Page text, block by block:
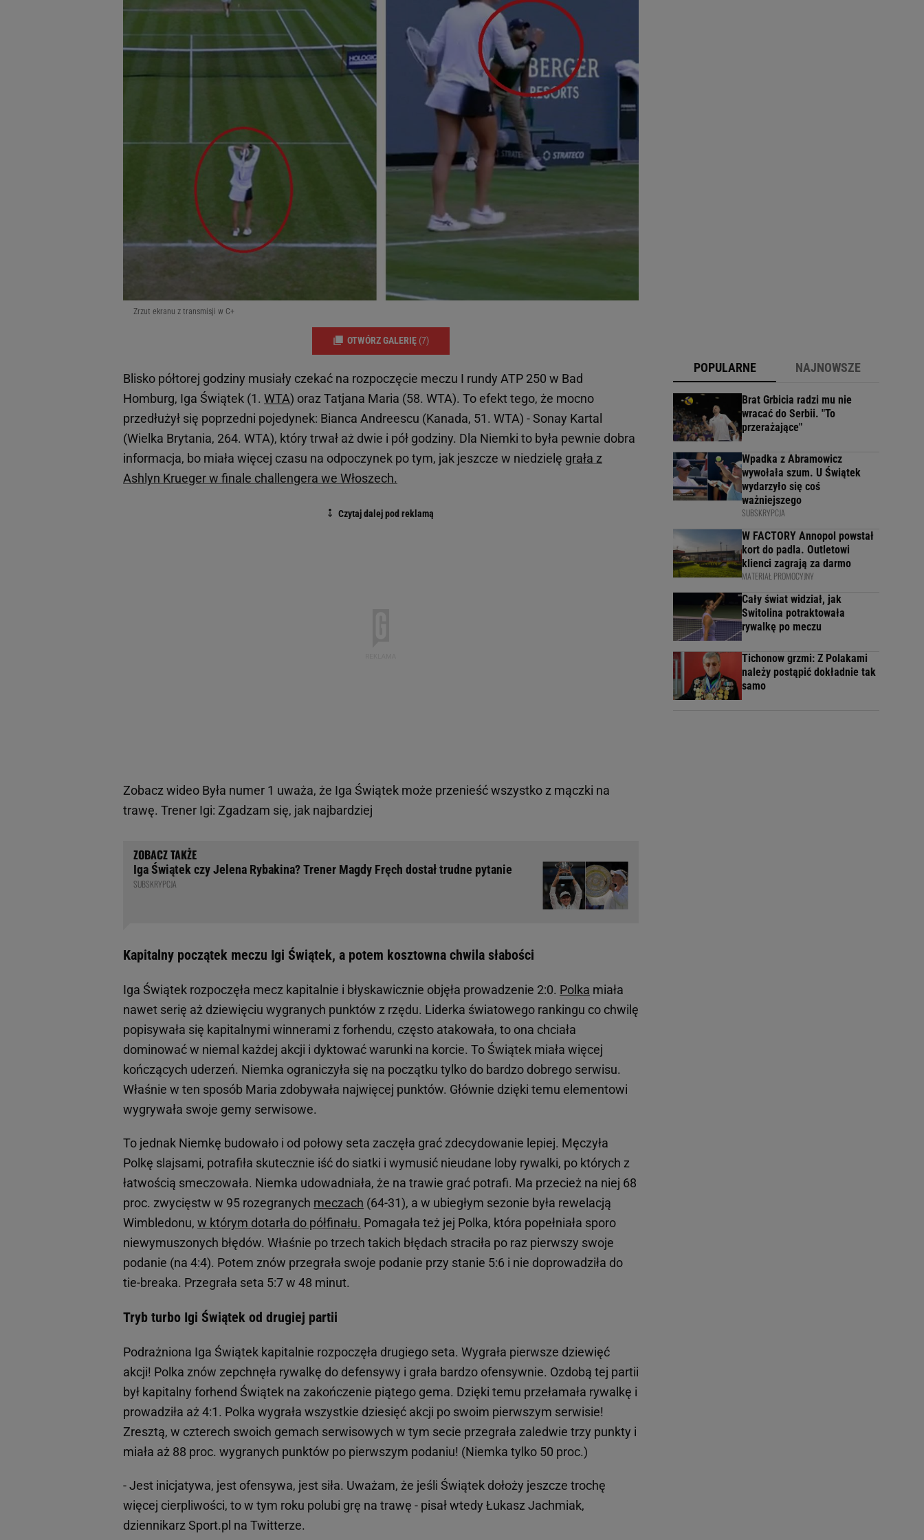
Zrzut ekranu z transmisji w C+
OTWÓRZ GALERIĘ (7)
Blisko półtorej godziny musiały czekać na rozpoczęcie meczu I rundy ATP 250 w Bad
Homburg, Iga Świątek (1. WTA) oraz Tatjana Maria (58. WTA). To efekt tego, że mocno
przedłużył się poprzedni pojedynek: Bianca Andreescu (Kanada, 51. WTA) - Sonay Kartal
(Wielka Brytania, 264. WTA), który trwał aż dwie i pół godziny. Dla Niemki to była pewnie dobra
informacja, bo miała więcej czasu na odpoczynek po tym, jak jeszcze w niedzielę grała z
Ashlyn Krueger w finale challengera we Włoszech.
Zobacz wideo Była numer 1 uważa, że Iga Świątek może przenieść wszystko z mączki na
trawę. Trener Igi: Zgadzam się, jak najbardziej
Iga Świątek czy Jelena Rybakina? Trener Magdy Fręch dostał trudne pytanie
SUBSKRYPCJA
Kapitalny początek meczu Igi Świątek, a potem kosztowna chwila słabości
Iga Świątek rozpoczęła mecz kapitalnie i błyskawicznie objęła prowadzenie 2:0. Polka miała
nawet serię aż dziewięciu wygranych punktów z rzędu. Liderka światowego rankingu co chwilę
popisywała się kapitalnymi winnerami z forhendu, często atakowała, to ona chciała
dominować w niemal każdej akcji i dyktować warunki na korcie. To Świątek miała więcej
kończących uderzeń. Niemka ograniczyła się na początku tylko do bardzo dobrego serwisu.
Właśnie w ten sposób Maria zdobywała najwięcej punktów. Głównie dzięki temu elementowi
wygrywała swoje gemy serwisowe.
To jednak Niemkę budowało i od połowy seta zaczęła grać zdecydowanie lepiej. Męczyła
Polkę slajsami, potrafiła skutecznie iść do siatki i wymusić nieudane loby rywalki, po których z
łatwością smeczowała. Niemka udowadniała, że na trawie grać potrafi. Ma przecież na niej 68
proc. zwycięstw w 95 rozegranych meczach (64-31), a w ubiegłym sezonie była rewelacją
Wimbledonu, w którym dotarła do półfinału. Pomagała też jej Polka, która popełniała sporo
niewymuszonych błędów. Właśnie po trzech takich błędach straciła po raz pierwszy swoje
podanie (na 4:4). Potem znów przegrała swoje podanie przy stanie 5:6 i nie doprowadziła do
tie-breaka. Przegrała seta 5:7 w 48 minut.
Tryb turbo Igi Świątek od drugiej partii
Podrażniona Iga Świątek kapitalnie rozpoczęła drugiego seta. Wygrała pierwsze dziewięć
akcji! Polka znów zepchnęła rywalkę do defensywy i grała bardzo ofensywnie. Ozdobą tej partii
był kapitalny forhend Świątek na zakończenie piątego gema. Dzięki temu przełamała rywalkę i
prowadziła aż 4:1. Polka wygrała wszystkie dziesięć akcji po swoim pierwszym serwisie!
Zresztą, w czterech swoich gemach serwisowych w tym secie przegrała zaledwie trzy punkty i
miała aż 88 proc. wygranych punktów po pierwszym podaniu! (Niemka tylko 50 proc.)
- Jest inicjatywa, jest ofensywa, jest siła. Uważam, że jeśli Świątek dołoży jeszcze trochę
więcej cierpliwości, to w tym roku polubi grę na trawę - pisał wtedy Łukasz Jachmiak,
dziennikarz Sport.pl na Twitterze.
POPULARNE NAJNOWSZE
Brat Grbicia radzi mu nie
wracać do Serbii. "To
przerażające"
Wpadka z Abramowicz
wywołała szum. U Świątek
wydarzyło się coś
ważniejszego
SUBSKRYPCJA
W FACTORY Annopol powstał
kort do padla. Outletowi
klienci zagrają za darmo
MATERIAŁ PROMOCYJNY
Cały świat widział, jak
Switolina potraktowała
rywalkę po meczu
Tichonow grzmi: Z Polakami
należy postąpić dokładnie tak
samo